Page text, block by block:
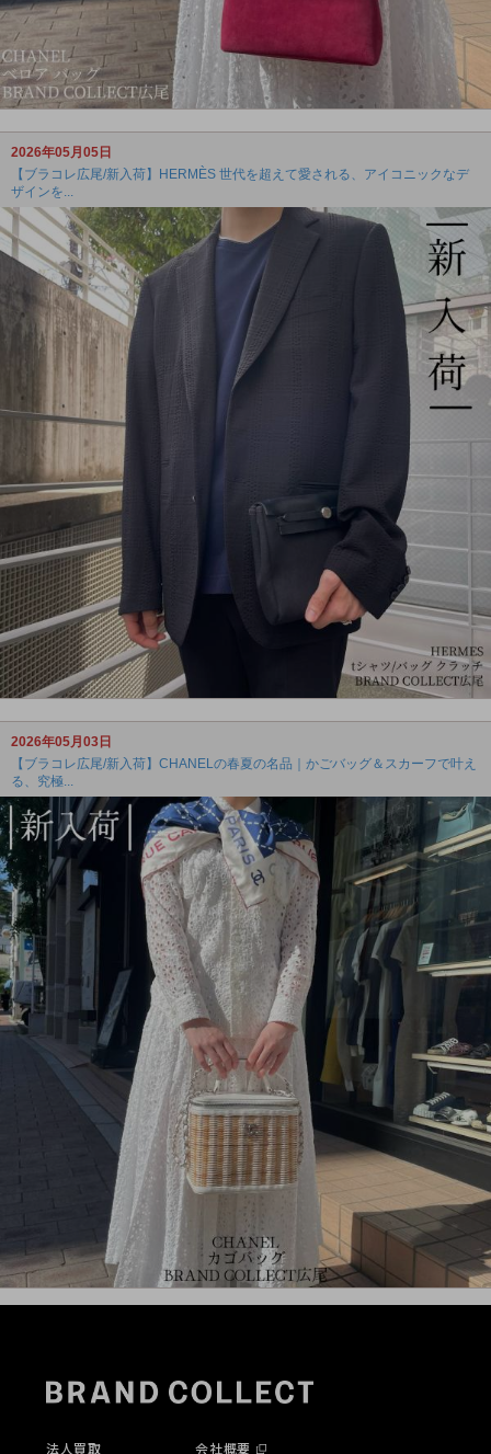
2026年05月05日
【ブラコレ広尾/新入荷】HERMÈS 世代を超えて愛される、アイコニックなデ
ザインを...
2026年05月03日
【ブラコレ広尾/新入荷】CHANELの春夏の名品｜かごバッグ＆スカーフで叶え
る、究極...
法人買取 会社概要